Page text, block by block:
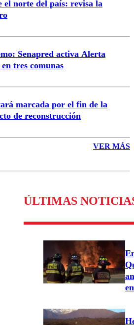
el norte del país: revisa la
Senapred activa Alerta
tres comunas
marcada por el fin de la
de reconstrucción
VER MÁS
ÚLTIMAS